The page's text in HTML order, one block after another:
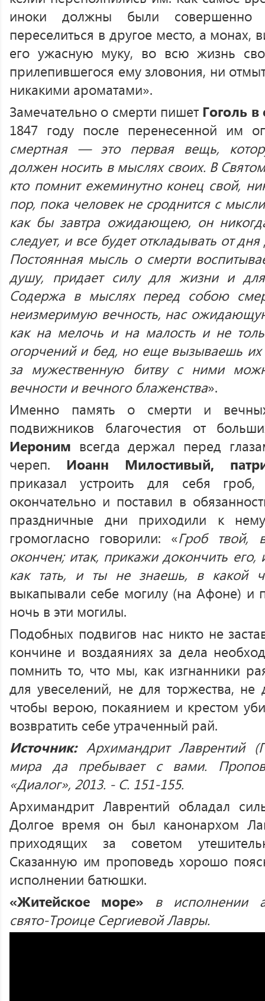
иноки должны были совершенно
переселиться в другое место, а монах,
его ужасную муку, во всю жизнь
прилепившегося ему зловония, ни
никакими ароматами».
Замечательно о смерти пишет Гоголь
1847 году после перенесенной им
смертная — это первая вещь,
должен носить в мыслях своих. В
кто помнит ежеминутно конец свой,
пор, пока человек не сроднится с
как бы завтра ожидающею, он
следует, и все будет откладывать от
Постоянная мысль о смерти
душу, придает силу для жизни и
Содержа в мыслях перед собою
неизмеримую вечность, нас
как на мелочь и на малость и не
огорчений и бед, но еще вызываешь их
за мужественную битву с ними
вечности и вечного блаженства».
Именно память о смерти и
подвижников благочестия от
Иероним всегда держал перед
череп. Иоанн Милостивый,
приказал устроить для себя
окончательно и поставил в
праздничные дни приходили к
громогласно говорили: «Гроб твой,
окончен; итак, прикажи докончить
как тать, и ты не знаешь, в какой
выкапывали себе могилу (на Афоне) и
ночь в эти могилы.
Подобных подвигов нас никто не
кончине и воздаяниях за дела
помнить то, что мы, как изгнанники
для увеселений, не для торжества, не
чтобы верою, покаянием и крестом
возвратить себе утраченный рай.
Источник: Архимандрит Лаврентий
мира да пребывает с вами.
«Диалог», 2013. - С. 151-155.
Архимандрит Лаврентий обладал
Долгое время он был канонархом
приходящих за советом
Сказанную им проповедь хорошо
исполнении батюшки.
«Житейское море»
в исполнении
свято-Троице Сергиевой Лавры.